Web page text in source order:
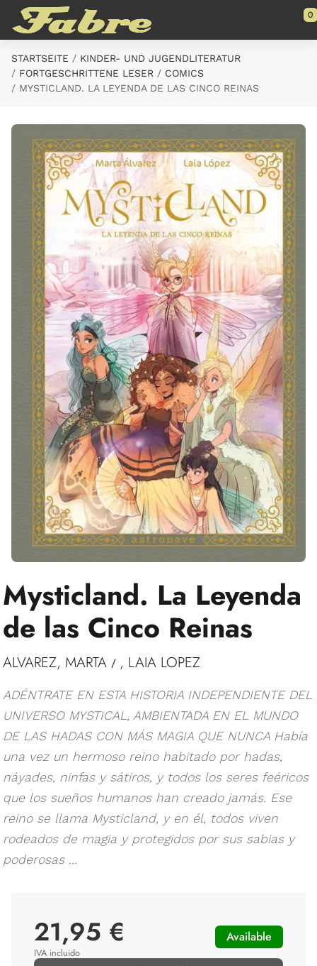
Saltar al contenido principal
0
STARTSEITE
KINDER- UND JUGENDLITERATUR
FORTGESCHRITTENE LESER
COMICS
MYSTICLAND. LA LEYENDA DE LAS CINCO REINAS
Mysticland. La Leyenda
de las Cinco Reinas
ALVAREZ, MARTA / , LAIA LOPEZ
ADÉNTRATE EN ESTA HISTORIA INDEPENDIENTE DEL
UNIVERSO MYSTICAL, AMBIENTADA EN EL MUNDO
DE LAS HADAS CON MÁS MAGIA QUE NUNCA Había
una vez un hermoso reino habitado por hadas,
náyades, ninfas y sátiros, y todos los seres feéricos
que los sueños humanos han creado jamás. Ese
reino se llama Mysticland, y en él, todos viven
rodeados de magia y protegidos por sus sabias y
poderosas ...
21,95 €
IVA incluido
Available